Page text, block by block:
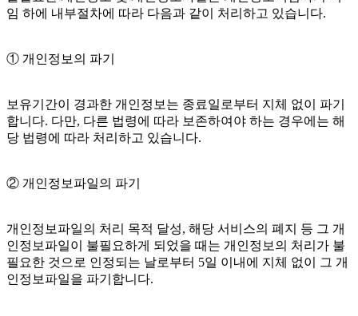
임 하에 내부절차에 따라 다음과 같이 처리하고 있습니다.
① 개인정보의 파기
보유기간이 경과한 개인정보는 종료일로부터 지체 없이 파기
합니다. 다만, 다른 법령에 따라 보존하여야 하는 경우에는 해
당 법령에 따라 처리하고 있습니다.
② 개인정보파일의 파기
개인정보파일의 처리 목적 달성, 해당 서비스의 폐지 등 그 개
인정보파일이 불필요하게 되었을 때는 개인정보의 처리가 불
필요한 것으로 인정되는 날로부터 5일 이내에 지체 없이 그 개
인정보파일을 파기합니다.